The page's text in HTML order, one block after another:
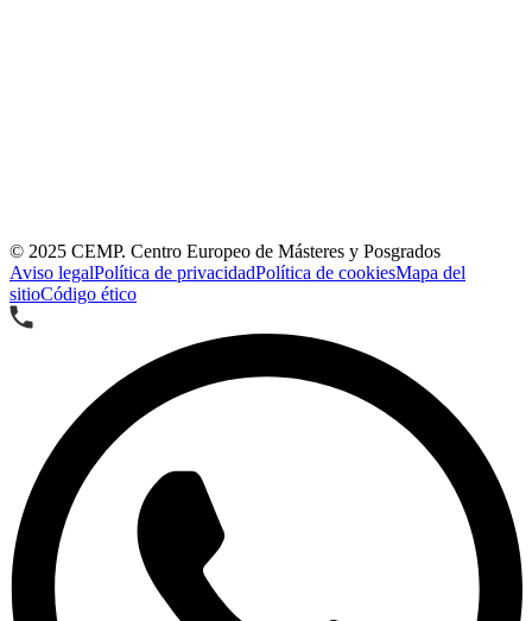
© 2025 CEMP. Centro Europeo de Másteres y Posgrados
Aviso legalPolítica de privacidadPolítica de cookiesMapa del
sitioCódigo ético